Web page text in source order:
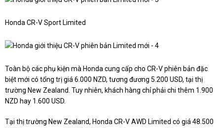
Honda CR-V Sport Limited
Toàn bộ các phụ kiện mà Honda cung cấp cho CR-V phiên bản đặc
biệt mới có tổng trị giá 6.000 NZD, tương đương 5.200 USD, tại thị
trường New Zealand. Tuy nhiên, khách hàng chỉ phải chi thêm 1.900
NZD hay 1.600 USD.
Tại thị trường New Zealand, Honda CR-V AWD Limited có giá 48.500